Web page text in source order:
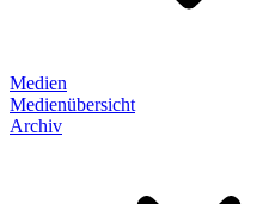
Medien
Medienübersicht
Archiv